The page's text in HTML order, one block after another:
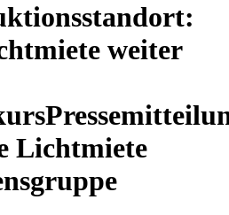
weiter
Lichtmiete